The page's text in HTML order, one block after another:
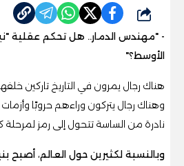
شارك
- "مهندس الدمار.. هل تحكم عقلية
الأوسط؟"
هناك رجال يمرون في التاريخ تاركين
وهناك رجال يتركون وراءهم حروبًا
نادرة من الساسة تتحول إلى رمز
وبالنسبة لكثيرين حول العالم، أصبح